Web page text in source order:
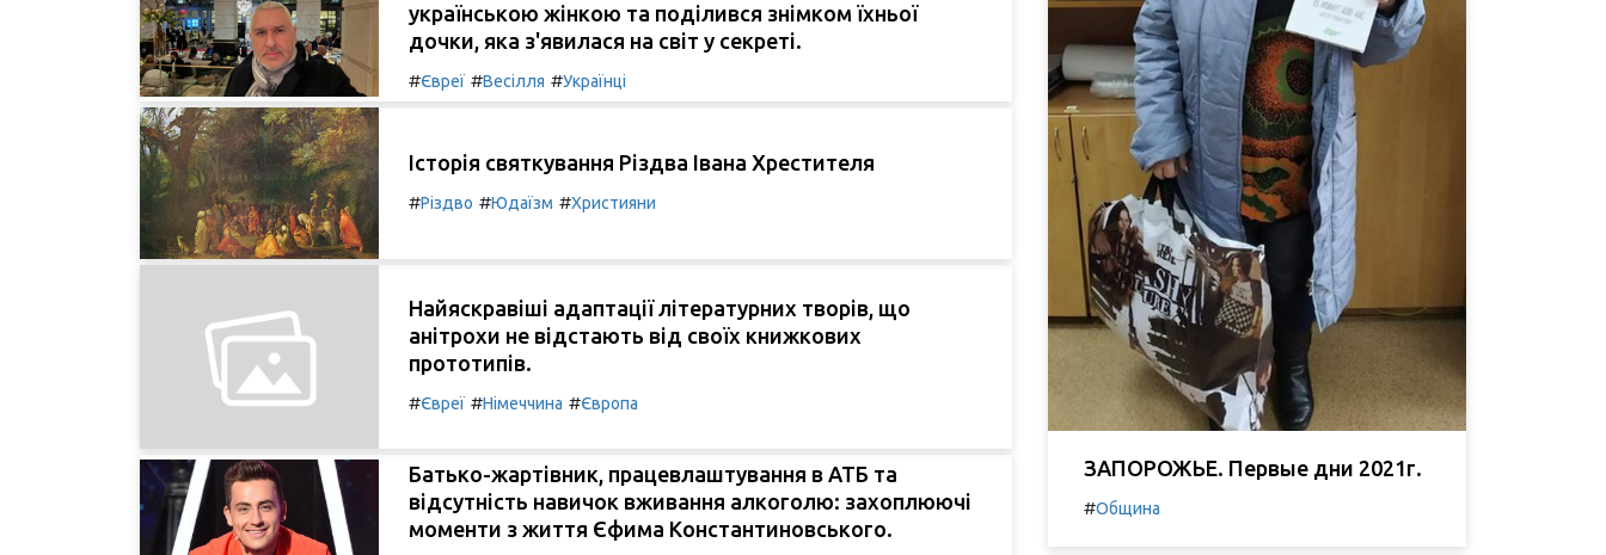
українською жінкою та поділився знімком їхньої
дочки, яка з'явилася на світ у секреті.
#Євреї #Весілля #Українці
Історія святкування Різдва Івана Хрестителя
#Різдво #Юдаїзм #Християни
Найяскравіші адаптації літературних творів, що
анітрохи не відстають від своїх книжкових
прототипів.
#Євреї #Німеччина #Європа
Батько-жартівник, працевлаштування в АТБ та
відсутність навичок вживання алкоголю: захоплюючі
моменти з життя Єфима Константиновського.
ЗАПОРОЖЬЕ. Первые дни 2021г.
#Община